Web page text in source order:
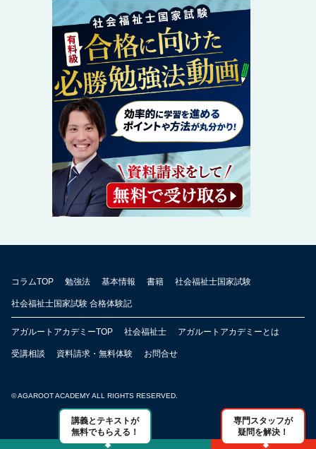
コラムTOP 勉強法 基本情報 書籍 社会福祉士国家試験
社会福祉士国家試験 合格体験記
アガルートアカデミーTOP 社会福祉士 アガルートアカデミーとは
受講相談 資料請求・無料体験 お問合せ
© AGAROOT ACADEMY ALL RIGHTS RESERVED.
講義とテキストが
無料でもらえる！
専門スタッフが
疑問を解決！